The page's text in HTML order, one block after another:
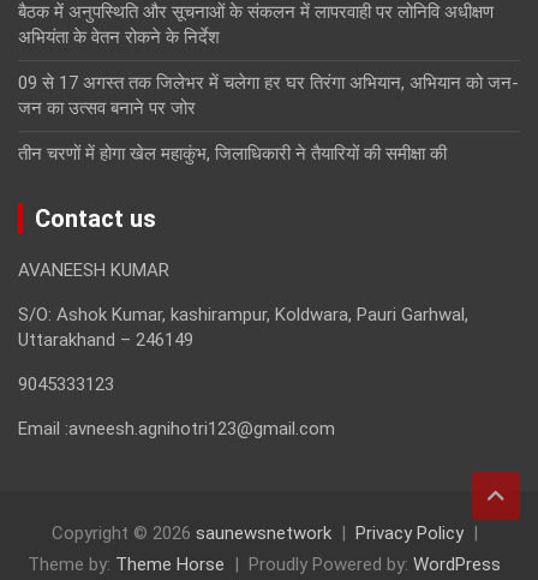
बैठक में अनुपस्थिति और सूचनाओं के संकलन में लापरवाही पर लोनिवि अधीक्षण
अभियंता के वेतन रोकने के निर्देश
09 से 17 अगस्त तक जिलेभर में चलेगा हर घर तिरंगा अभियान, अभियान को जन-
जन का उत्सव बनाने पर जोर
तीन चरणों में होगा खेल महाकुंभ, जिलाधिकारी ने तैयारियों की समीक्षा की
Contact us
AVANEESH KUMAR
S/O: Ashok Kumar, kashirampur, Koldwara, Pauri Garhwal,
Uttarakhand – 246149
9045333123
Email :avneesh.agnihotri123@gmail.com
Copyright © 2026 saunewsnetwork
Privacy Policy
Theme by: Theme Horse Proudly Powered by: WordPress